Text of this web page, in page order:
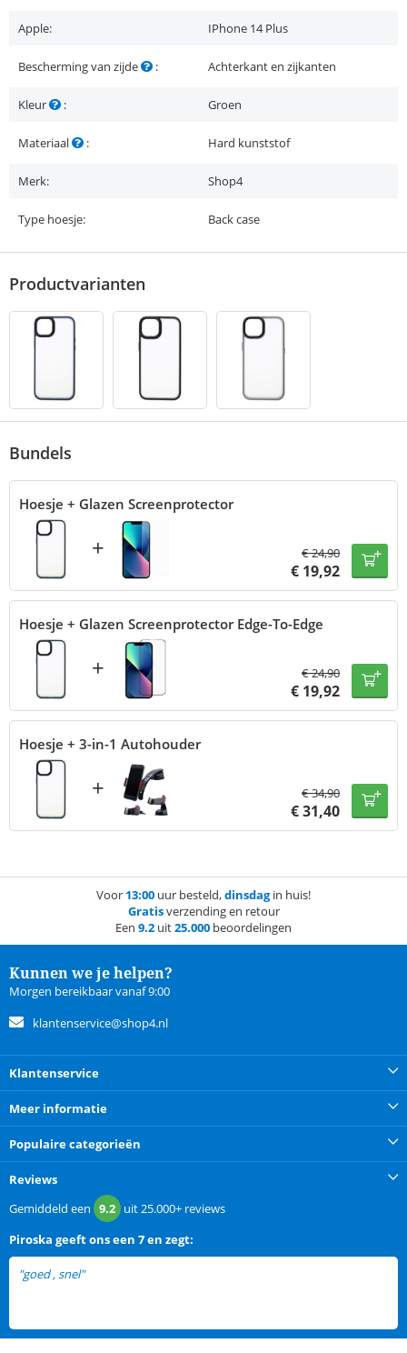
Apple: IPhone 14 Plus
Bescherming van zijde : Achterkant en zijkanten
Kleur : Groen
Materiaal : Hard kunststof
Merk: Shop4
Type hoesje: Back case
Productvarianten
Bundels
Hoesje + Glazen Screenprotector
+ €24,90
€ 19,92
Hoesje + Glazen Screenprotector Edge-To-Edge
+ €24,90
€ 19,92
Hoesje + 3-in-1 Autohouder
+ €34,90
€31,40
Voor 13:00 uur besteld,dinsdagin huis!
Gratisverzending en retour
Een 9.2 uit25.000 beoordelingen
Kunnen we je helpen?
Morgen bereikbaar vanaf 9:00
klantenservice@shop4.nl
Klantenservice
Meer informatie
Populaire categorieën
Reviews
Gemiddeld een 9.2 uit25.000+ reviews
Piroska geeft ons een 7 en zegt:
"goed , snel"